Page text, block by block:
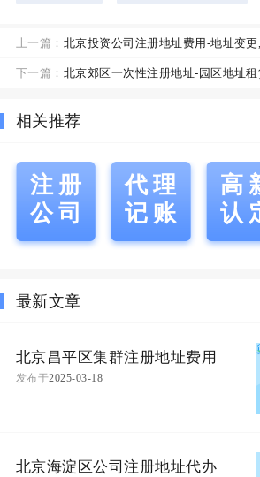
上一篇： 北京投资公司注册地址费用-地址变更
下一篇： 北京郊区一次性注册地址-园区地址租
相关推荐
注册
公司
代理
记账
高
认
最新文章
北京昌平区集群注册地址费用
发布于2025-03-18
北京海淀区公司注册地址代办